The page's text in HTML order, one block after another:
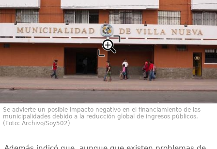
Se advierte un posible impacto negativo en el financiamiento de las
municipalidades debido a la reducción global de ingresos públicos.
(Foto: Archivo/Soy502)